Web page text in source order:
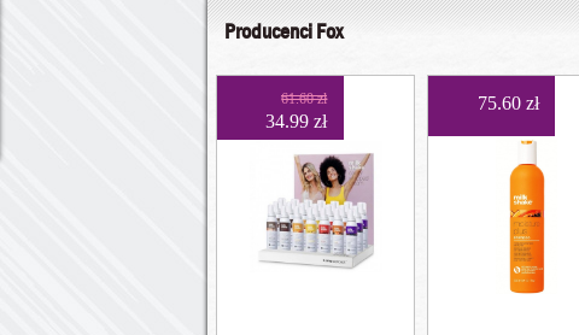
Producenci Fox
61.60 zł
34.99 zł
75.60 zł